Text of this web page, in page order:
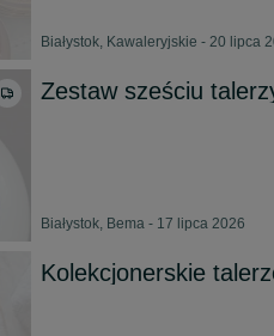
Białystok, Kawaleryjskie - 20 lipca
Zestaw sześciu
Białystok, Bema - 17 lipca 2026
Kolekcjonerskie